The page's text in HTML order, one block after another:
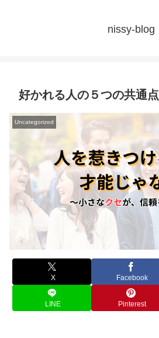
nissy-blog
好かれる人の５つの共通点
Uncategorized
X Facebook
LINE Pinterest